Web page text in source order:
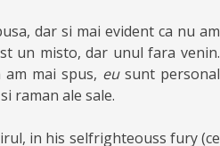
dar si mai evident ca nu am
un misto, dar unul fara venin.
mai spus, eusunt personal
raman ale sale.
in his selfrighteouss fury (ce